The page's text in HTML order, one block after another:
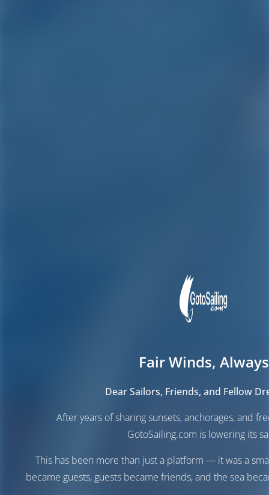
Fair Winds, Always
Dear Sailors, Friends, and Fellow
After years of sharing sunsets, anchorages, and
GotoSailing.com is lowering its
This has been more than just a platform — it was a
became guests, guests became friends, and the sea